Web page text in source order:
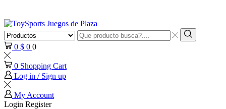
Search
input
Search
0 $ 0 0
0 Shopping Cart
Log in / Sign up
My Account
Login Register